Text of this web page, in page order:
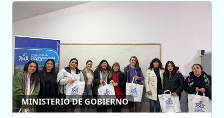
MINISTERIO DE GOBIERNO